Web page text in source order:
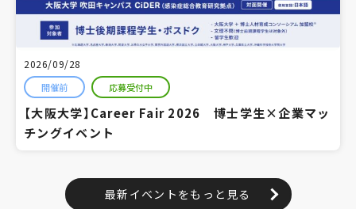
2026/09/28
開催前 応募受付中
【大阪大学】Career Fair 2026 博士学生×企業マッ
チングイベント
最新イベントをもっと見る